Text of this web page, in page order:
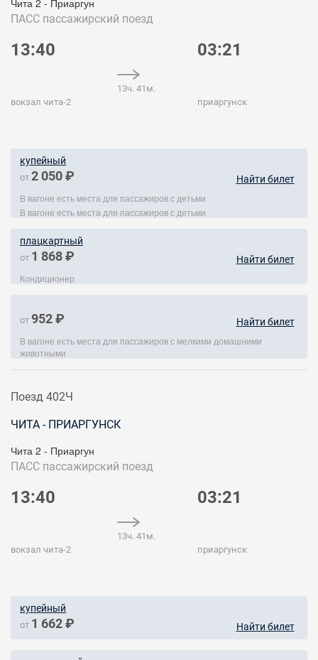
Чита 2 - Приаргун
ПАСС пассажирский поезд
13:40
вокзал чита-2
13ч. 41м.
03:21
приаргунск
купейный
от 2 050 ₽ Найти билет
В вагоне есть места для пассажиров с детьми
В вагоне есть места для пассажиров с детьми
плацкартный
от 1 868 ₽ Найти билет
Кондиционер
от 952 ₽ Найти билет
В вагоне есть места для пассажиров с мелкими домашними
животными
Поезд 402Ч
ЧИТА - ПРИАРГУНСК
Чита 2 - Приаргун
ПАСС пассажирский поезд
13:40
вокзал чита-2
13ч. 41м.
03:21
приаргунск
купейный
от 1 662 ₽ Найти билет